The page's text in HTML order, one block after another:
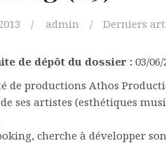
admin Derniers
de dépôt du dossier : 03/06/
de productions Athos
ses artistes (esthétiques
cherche à développer